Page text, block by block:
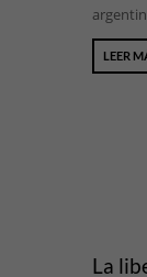
LEER
La